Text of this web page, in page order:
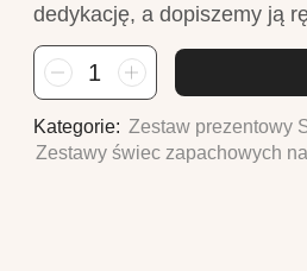
dedykację, a dopiszemy ją
ilość
Zestaw
prezentowy
Domowe
Kategorie: Zestaw prezentowy
Zestawy świec zapachowych